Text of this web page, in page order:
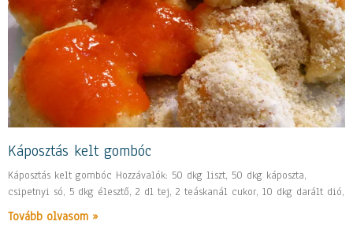
Káposztás kelt gombóc
Káposztás kelt gombóc Hozzávalók: 50 dkg liszt, 50 dkg káposzta,
csipetnyi só, 5 dkg élesztő, 2 dl tej, 2 teáskanál cukor, 10 dkg darált dió,
Tovább olvasom »